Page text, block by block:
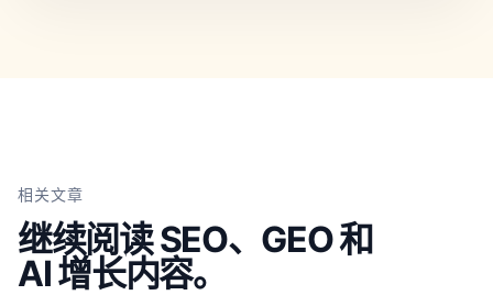
相关文章
继续阅读 SEO、GEO 和
AI 增长内容。